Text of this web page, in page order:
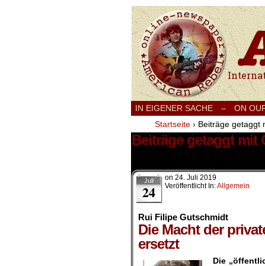
IN EIGENER SACHE – ON
Startseite › Beiträge getaggt
Beiträge getaggt mit
Juli
24
on 24. Juli 2019
Veröffentlicht In:Allgemein
Rui Filipe Gutschmidt
Die Macht der
ersetzt
Die